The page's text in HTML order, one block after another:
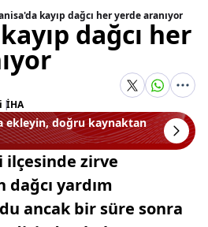
kayıp dağcı her yerde aranıyor
dağcı her
|İHA
ekleyin, doğru kaynaktan
ilçesinde zirve
dağcı yardım
ancak bir süre sonra